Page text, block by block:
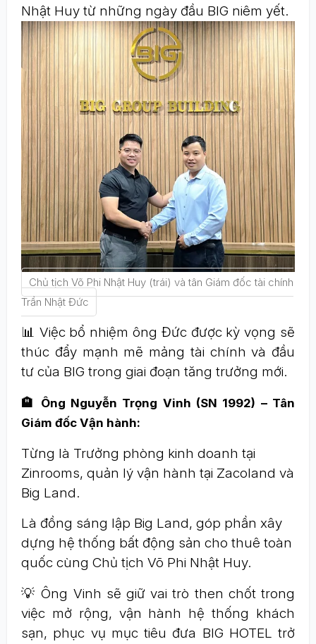
Nhật Huy từ những ngày đầu BIG niêm yết.
Chủ tịch Võ Phi Nhật Huy (trái) và tân Giám đốc tài chính
Trần Nhật Đức
📊 Việc bổ nhiệm ông Đức được kỳ vọng sẽ
thúc đẩy mạnh mẽ mảng tài chính và đầu
tư của BIG trong giai đoạn tăng trưởng mới.
🏨 Ông Nguyễn Trọng Vinh (SN 1992) – Tân
Giám đốc Vận hành:
Từng là Trưởng phòng kinh doanh tại
Zinrooms, quản lý vận hành tại Zacoland và
Big Land.
Là đồng sáng lập Big Land, góp phần xây
dựng hệ thống bất động sản cho thuê toàn
quốc cùng Chủ tịch Võ Phi Nhật Huy.
💡 Ông Vinh sẽ giữ vai trò then chốt trong
việc mở rộng, vận hành hệ thống khách
sạn, phục vụ mục tiêu đưa BIG HOTEL trở